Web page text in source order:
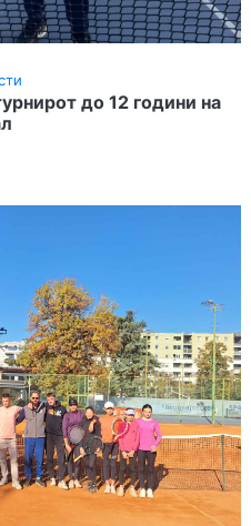
до 12 години на